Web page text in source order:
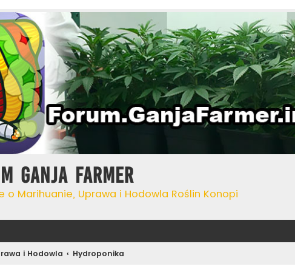
Ganja Farmer
o Marihuanie, Uprawa i Hodowla Roślin Konopi
i Hodowla Hydroponika